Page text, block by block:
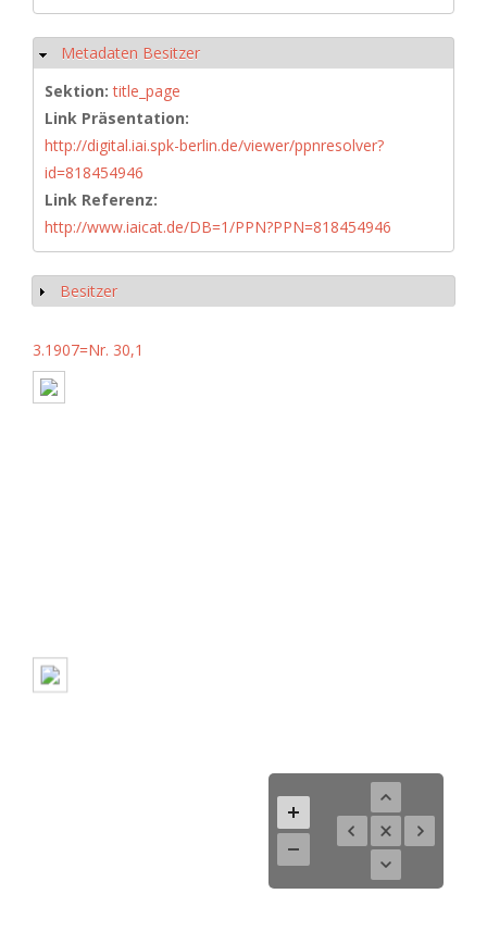
Ausblenden
Metadaten Besitzer
Sektion:title_page
Link Präsentation:
http://digital.iai.spk-berlin.de/viewer/ppnresolver?
id=818454946
Link Referenz:
http://www.iaicat.de/DB=1/PPN?PPN=818454946
Anzeigen
Besitzer
3.1907=Nr. 30,1